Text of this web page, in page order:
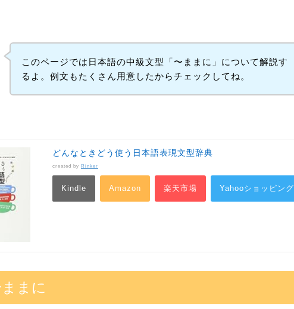
このページでは日本語の中級文型「〜ままに」について解説す
るよ。例文もたくさん用意したからチェックしてね。
どんなときどう使う日本語表現文型辞典
created by Rinker
Kindle Amazon 楽天市場 Yahooショッピング
まに